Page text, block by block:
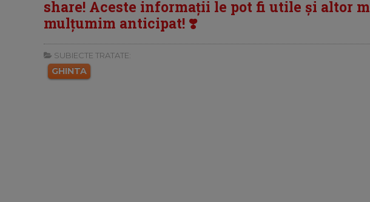
share! Aceste informații le pot fi utile și altor
mulțumim anticipat! ❣️
SUBIECTE TRATATE:
GHINTA